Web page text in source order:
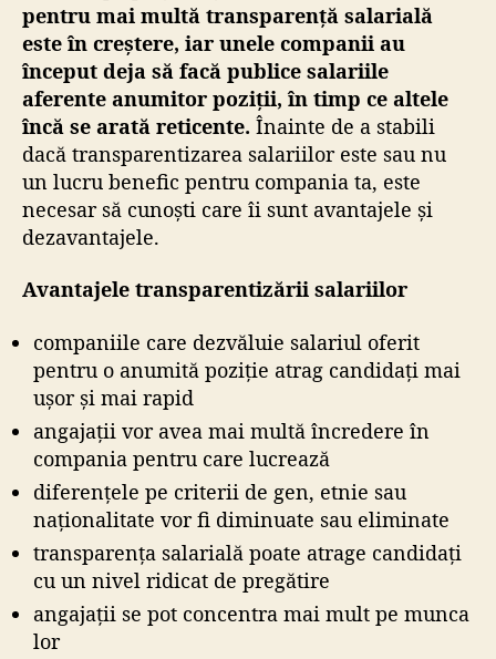
pentru mai multă transparență salarială
este în creștere, iar unele companii au
început deja să facă publice salariile
aferente anumitor poziții, în timp ce altele
încă se arată reticente. Înainte de a stabili
dacă transparentizarea salariilor este sau nu
un lucru benefic pentru compania ta, este
necesar să cunoști care îi sunt avantajele și
dezavantajele.
Avantajele transparentizării salariilor
companiile care dezvăluie salariul oferit
pentru o anumită poziție atrag candidați mai
ușor și mai rapid
angajații vor avea mai multă încredere în
compania pentru care lucrează
diferențele pe criterii de gen, etnie sau
naționalitate vor fi diminuate sau eliminate
transparența salarială poate atrage candidați
cu un nivel ridicat de pregătire
angajații se pot concentra mai mult pe munca
lor